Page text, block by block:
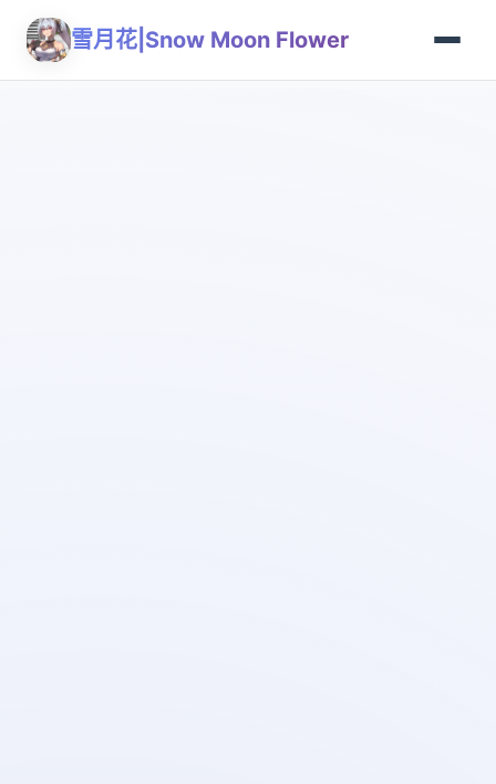
雪月花|Snow Moon Flower